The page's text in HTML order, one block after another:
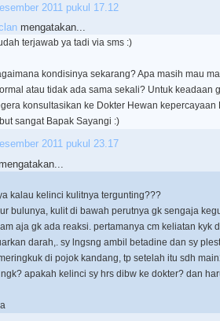
2011 pukul 17.12
mengatakan...
terjawab ya tadi via sms :)
kondisinya sekarang? Apa masih mau
atau tidak ada sama sekali? Untuk keadaan
konsultasikan ke Dokter Hewan kepercayaan
sangat Bapak Sayangi :)
2011 pukul 23.17
kalau kelinci kulitnya tergunting???
bulunya, kulit di bawah perutnya gk sengaja
aja gk ada reaksi. pertamanya cm keliatan kyk
darah,. sy lngsng ambil betadine dan sy
di pojok kandang, tp setelah itu sdh
apakah kelinci sy hrs dibw ke dokter? dan